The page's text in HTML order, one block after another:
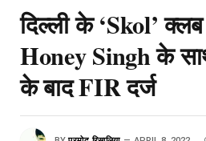
दिल्ली के ‘Skol’
Honey Singh के
के बाद FIR दर्ज